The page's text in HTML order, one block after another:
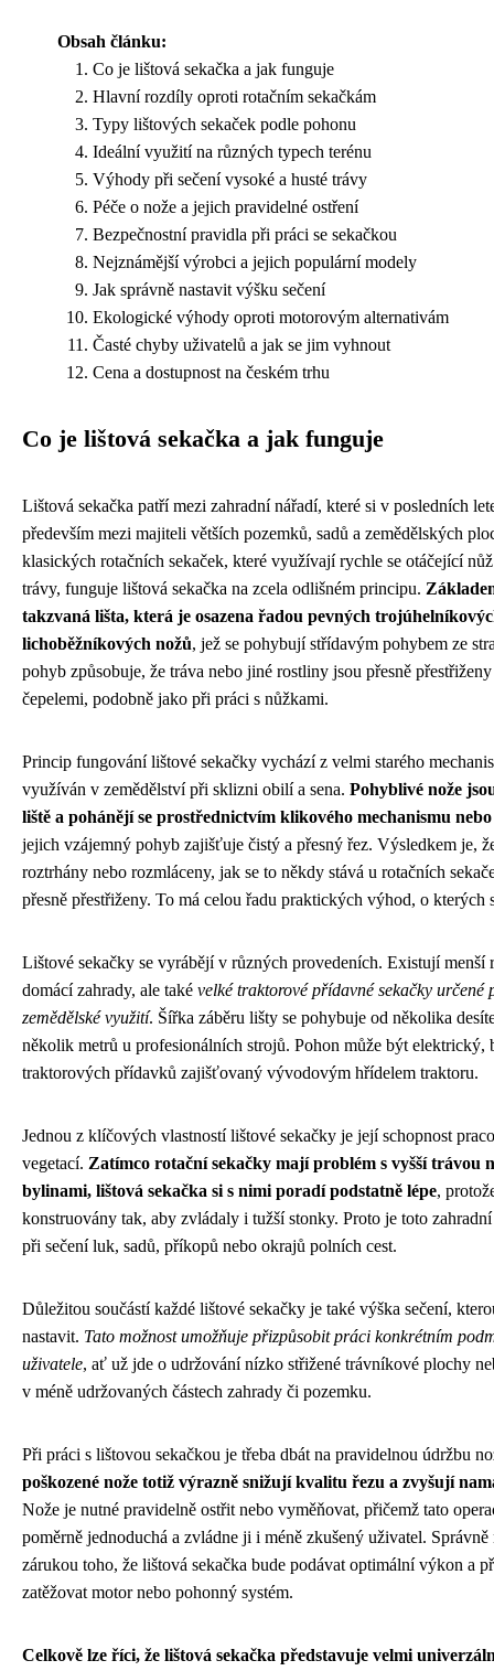
Obsah článku:
Co je lištová sekačka a jak funguje
Hlavní rozdíly oproti rotačním sekačkám
Typy lištových sekaček podle pohonu
Ideální využití na různých typech terénu
Výhody při sečení vysoké a husté trávy
Péče o nože a jejich pravidelné ostření
Bezpečnostní pravidla při práci se sekačkou
Nejznámější výrobci a jejich populární modely
Jak správně nastavit výšku sečení
Ekologické výhody oproti motorovým alternativám
Časté chyby uživatelů a jak se jim vyhnout
Cena a dostupnost na českém trhu
Co je lištová sekačka a jak funguje
Lištová sekačka patří mezi zahradní nářadí, které si v posledních
především mezi majiteli větších pozemků, sadů a zemědělských
klasických rotačních sekaček, které využívají rychle se otáčející
trávy, funguje lištová sekačka na zcela odlišném principu.
takzvaná lišta, která je osazena řadou pevných
lichoběžníkových nožů, jež se pohybují střídavým pohybem ze
pohyb způsobuje, že tráva nebo jiné rostliny jsou přesně
čepelemi, podobně jako při práci s nůžkami.
Princip fungování lištové sekačky vychází z velmi starého
využíván v zemědělství při sklizni obilí a sena. Pohyblivé nože
liště a pohánějí se prostřednictvím klikového mechanismu
jejich vzájemný pohyb zajišťuje čistý a přesný řez. Výsledkem je,
roztrhány nebo rozmláceny, jak se to někdy stává u rotačních
přesně přestřiženy. To má celou řadu praktických výhod, o kterých
Lištové sekačky se vyrábějí v různých provedeních. Existují menší
domácí zahrady, ale také velké traktorové přídavné sekačky určené
zemědělské využití. Šířka záběru lišty se pohybuje od několika
několik metrů u profesionálních strojů. Pohon může být elektrický,
traktorových přídavků zajišťovaný vývodovým hřídelem traktoru.
Jednou z klíčových vlastností lištové sekačky je její schopnost
vegetací. Zatímco rotační sekačky mají problém s vyšší trávou
bylinami, lištová sekačka si s nimi poradí podstatně lépe,
konstruovány tak, aby zvládaly i tužší stonky. Proto je toto
při sečení luk, sadů, příkopů nebo okrajů polních cest.
Důležitou součástí každé lištové sekačky je také výška sečení,
nastavit. Tato možnost umožňuje přizpůsobit práci konkrétním
uživatele, ať už jde o udržování nízko střižené trávníkové plochy
v méně udržovaných částech zahrady či pozemku.
Při práci s lištovou sekačkou je třeba dbát na pravidelnou údržbu
poškozené nože totiž výrazně snižují kvalitu řezu a zvyšují
Nože je nutné pravidelně ostřit nebo vyměňovat, přičemž tato
poměrně jednoduchá a zvládne ji i méně zkušený uživatel. Správně
zárukou toho, že lištová sekačka bude podávat optimální výkon a
zatěžovat motor nebo pohonný systém.
Celkově lze říci, že lištová sekačka představuje velmi